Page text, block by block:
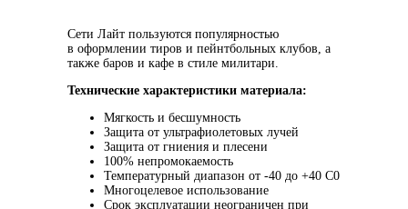
Сети Лайт пользуются популярностью
в оформлении тиров и пейнтбольных клубов, а
также баров и кафе в стиле милитари.
Технические характеристики материала:
Мягкость и бесшумность
Защита от ультрафиолетовых лучей
Защита от гниения и плесени
100% непромокаемость
Температурный диапазон от -40 до +40 C0
Многоцелевое использование
Срок эксплуатации неограничен при